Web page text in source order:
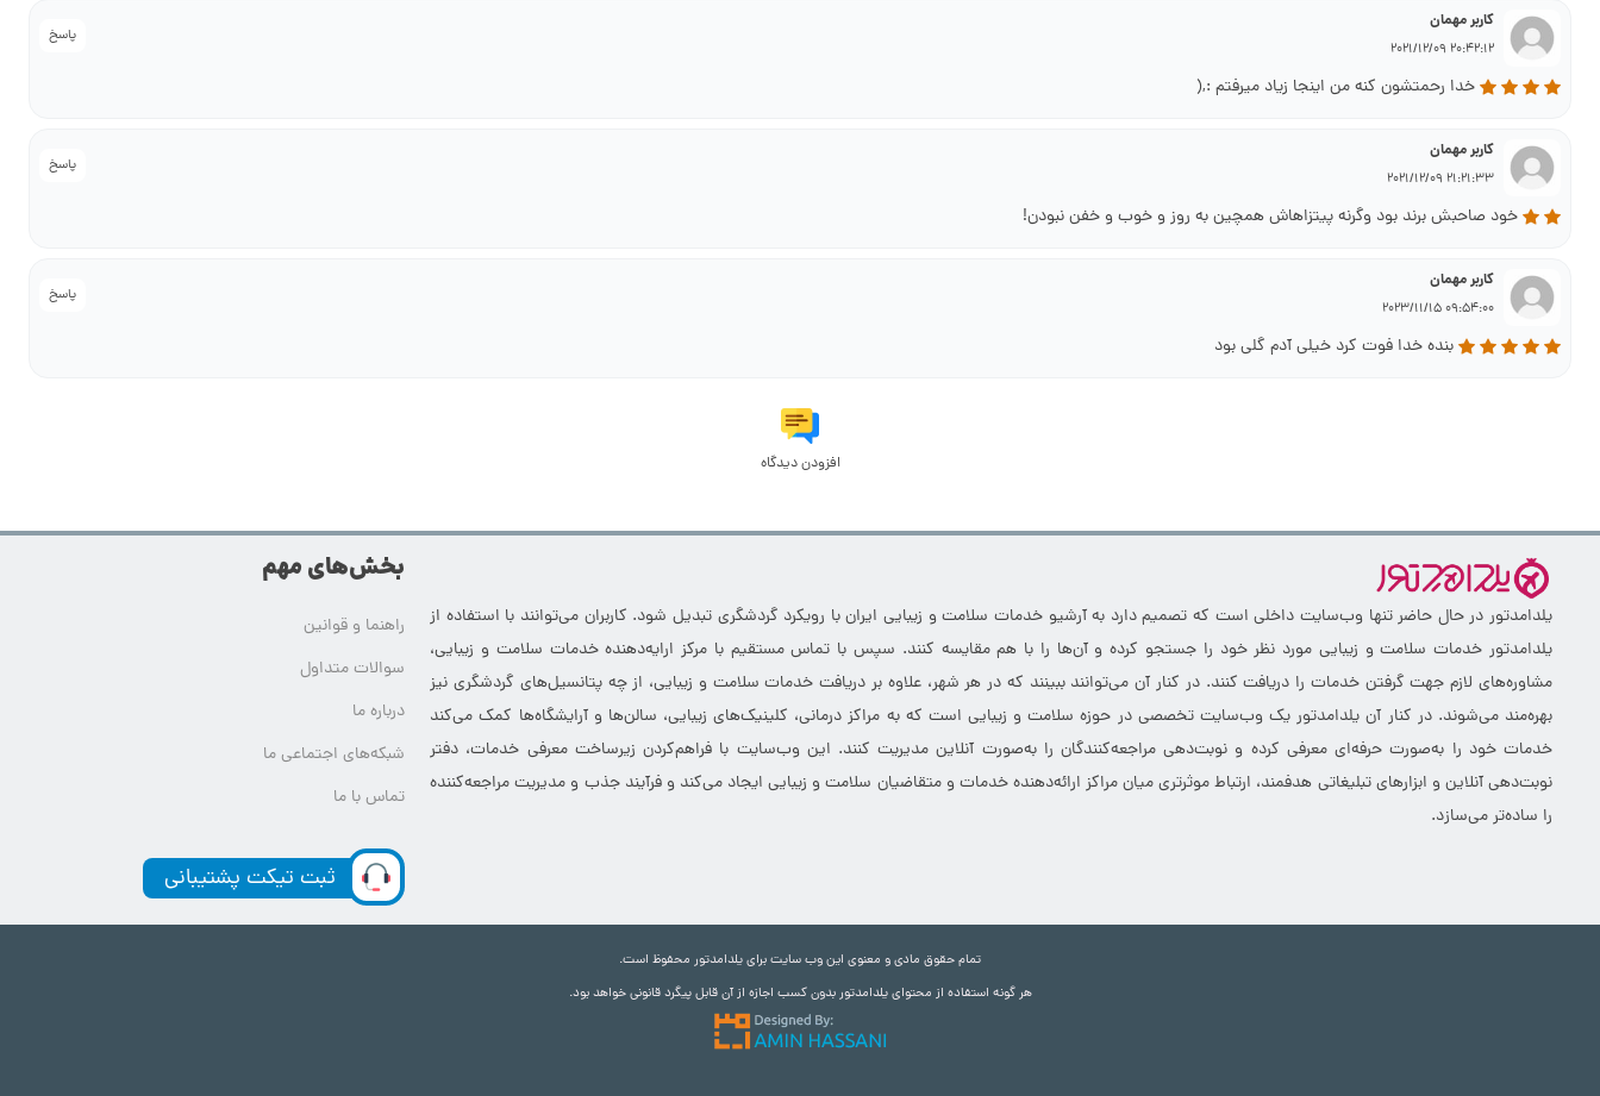
پاسخ
کاربر مهمان
20:42:12 2021/12/09
خدا رحمتشون کنه من اینجا زیاد میرفتم :,(
پاسخ
کاربر مهمان
21:21:33 2021/12/09
خود صاحبش برند بود وگرنه پیتزاهاش همچین به روز و خوب و خفن نبودن!
پاسخ
کاربر مهمان
09:54:00 2023/11/15
بنده خدا فوت کرد خیلی آدم گلی بود
افزودن دیدگاه
یلدامدتور در حال حاضر تنها وب‌سایت داخلی است که تصمیم دارد به آرشیو خدمات سلامت و زیبایی ایران با رویکرد گردشگری تبدیل شود. کاربران می‌توانند با استفاده از
یلدامدتور خدمات سلامت و زیبایی مورد نظر خود را جستجو کرده و آن‌ها را با هم مقایسه کنند. سپس با تماس مستقیم با مرکز ارایه‌دهنده خدمات سلامت و زیبایی،
مشاوره‌های لازم جهت گرفتن خدمات را دریافت کنند. در کنار آن می‌توانند ببینند که در هر شهر، علاوه بر دریافت خدمات سلامت و زیبایی، از چه پتانسیل‌های گردشگری نیز
بهره‌مند می‌شوند. در کنار آن یلدامدتور یک وب‌سایت تخصصی در حوزه سلامت و زیبایی است که به مراکز درمانی، کلینیک‌های زیبایی، سالن‌ها و آرایشگاه‌ها کمک می‌کند
خدمات خود را به‌صورت حرفه‌ای معرفی کرده و نوبت‌دهی مراجعه‌کنندگان را به‌صورت آنلاین مدیریت کنند. این وب‌سایت با فراهم‌کردن زیرساخت معرفی خدمات، دفتر
نوبت‌دهی آنلاین و ابزارهای تبلیغاتی هدفمند، ارتباط موثرتری میان مراکز ارائه‌دهنده خدمات و متقاضیان سلامت و زیبایی ایجاد می‌کند و فرآیند جذب و مدیریت مراجعه‌کننده
را ساده‌تر می‌سازد.
بخش‌های مهم
راهنما و قوانین
سوالات متداول
درباره ما
شبکه‌های اجتماعی ما
تماس با ما
ثبت تیکت پشتیبانی
تمام حقوق مادی و معنوی این وب سایت برای یلدامدتور محفوظ است.
هر گونه استفاده از محتوای یلدامدتور بدون کسب اجازه از آن قابل پیگرد قانونی خواهد بود.